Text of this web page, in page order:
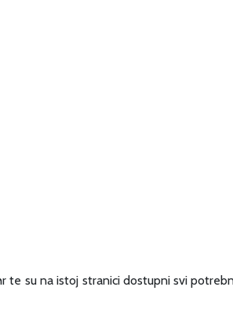
su na istoj stranici dostupni svi